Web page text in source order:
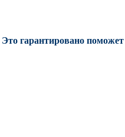
Это гарантировано